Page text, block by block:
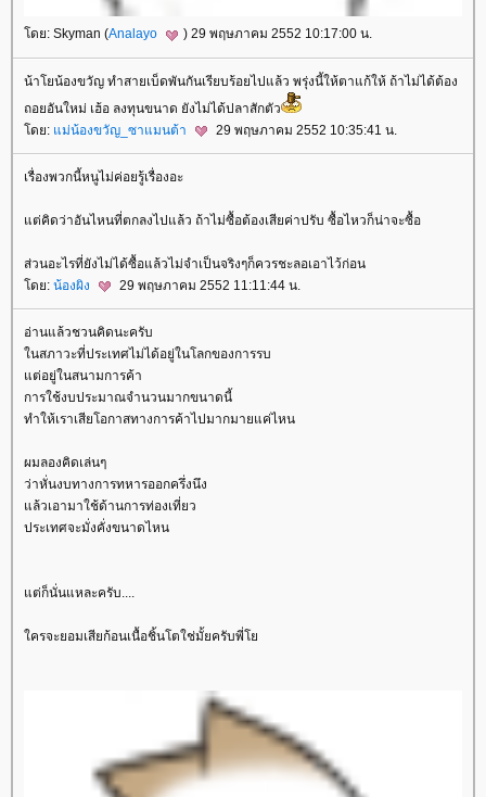
ดย: Skyman (Analayo ) 29 พฤษภาคม 2552 10:17:00 น.
น้าโยน้องขวัญ ทำสายเบ็ดพันกันเรียบร้อยไปแล้ว พรุ่งนี้ให้ตาแก้ให้ ถ้าไม่ได้ต้อง
ถอยอันใหม่ เฮ้อ ลงทุนขนาด ยังไม่ได้ปลาสักตัว
ดย: ม่น้องขวัญ_ซาแมนต้า 29 พฤษภาคม 2552 10:35:41 น.
เรื่องพวกนี้หนูไม่ค่อยรู้เรื่องอะ
ต่คิดว่าอันไหนที่ตกลงไปแล้ว ถ้าไม่ซื้อต้องเสียค่าปรับ ซื้อไหวก็น่าจะซื้อ
ส่วนอะไรที่ยังไม่ได้ซื้อแล้วไม่จำเป็นจริงๆก็ควรชะลอเอาไว้ก่อน
ดย: น้องผิง 29 พฤษภาคม 2552 11:11:44 น.
อ่านแล้วชวนคิดนะครับ
นสภาวะที่ประเทศไม่ได้อยู่ในโลกของการรบ
ต่อยู่ในสนามการค้า
การใช้งบประมาณจำนวนมากขนาดนี้
ทำให้เราเสียโอกาสทางการค้าไปมากมายแค่ไหน
ผมลองคิดเล่นๆ
ว่าหั่นงบทางการทหารออกครึ่งนึง
ล้วเอามาใช้ด้านการท่องเที่ยว
ประเทศจะมั่งคั่งขนาดไหน
ต่ก็นั่นแหละครับ....
ครจะยอมเสียก้อนเนื้อชิ้นโตใช่มั้ยครับพี่